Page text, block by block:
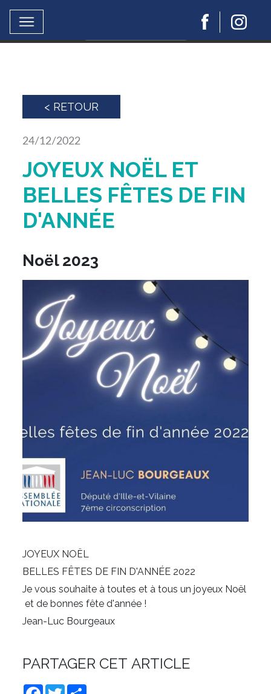
déposer un cookie à des fins de mesure d'audience..
< RETOUR
24/12/2022
JOYEUX NOËL ET
BELLES FÊTES DE FIN
D'ANNÉE
Noël 2023
JOYEUX NOËL
BELLES FÊTES DE FIN D'ANNÉE 2022
Je vous souhaite à toutes et à tous un joyeux Noël
et de bonnes fête d'année !
Jean-Luc Bourgeaux
PARTAGER CET ARTICLE
FacebookTwitter